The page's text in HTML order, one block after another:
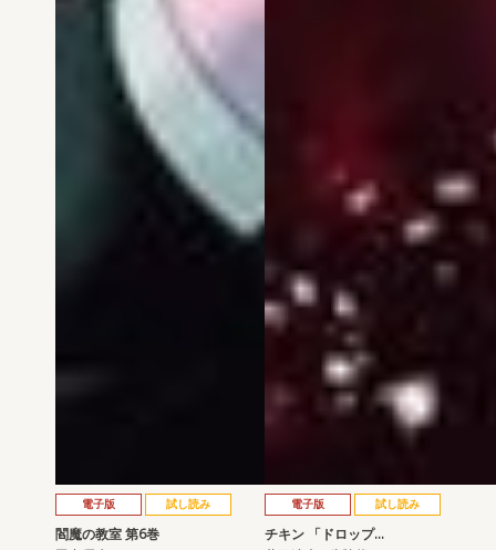
電子版 試し読み
閻魔の教室 第6巻
電子版 試し読み
チキン 「ドロップ…